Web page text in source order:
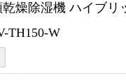
乾燥除湿機 ハイブ
TH150-W